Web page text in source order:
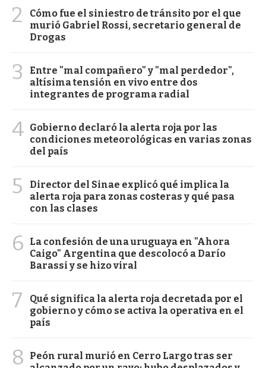
2
Cómo fue el siniestro de tránsito por el que
murió Gabriel Rossi, secretario general de
Drogas
3
Entre "mal compañero" y "mal perdedor",
altísima tensión en vivo entre dos
integrantes de programa radial
4 Gobierno declaró la alerta roja por las
condiciones meteorológicas en varias zonas
del país
5
Director del Sinae explicó qué implica la
alerta roja para zonas costeras y qué pasa
con las clases
6
La confesión de una uruguaya en "Ahora
Caigo" Argentina que descolocó a Darío
Barassi y se hizo viral
7
Qué significa la alerta roja decretada por el
gobierno y cómo se activa la operativa en el
país
8
Peón rural murió en Cerro Largo tras ser